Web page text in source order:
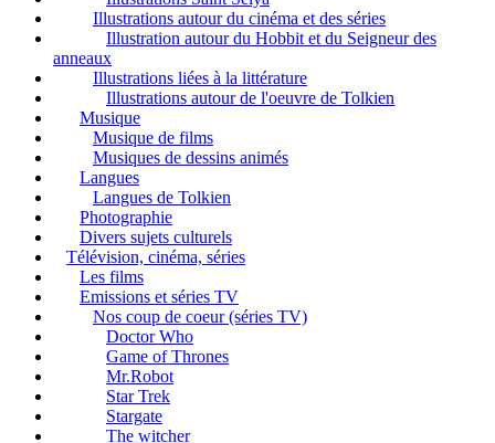
Illustrations autour du cinéma et des séries
Illustration autour du Hobbit et du Seigneur des
anneaux
Illustrations liées à la littérature
Illustrations autour de l'oeuvre de Tolkien
Musique
Musique de films
Musiques de dessins animés
Langues
Langues de Tolkien
Photographie
Divers sujets culturels
Télévision, cinéma, séries
Les films
Emissions et séries TV
Nos coup de coeur (séries TV)
Doctor Who
Game of Thrones
Mr.Robot
Star Trek
Stargate
The witcher